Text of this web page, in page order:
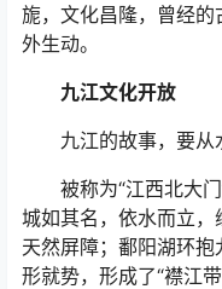
旎，文化昌隆，曾经
外生动。
九江文化开放
九江的故事，要从
被称为“江西北大门”
城如其名，依水而立
天然屏障；鄱阳湖环
形就势，形成了“襟江